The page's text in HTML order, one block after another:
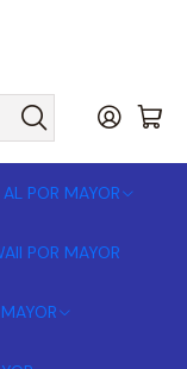
POR MAYOR
POR MAYOR